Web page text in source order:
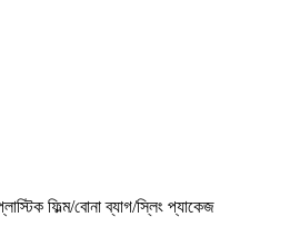
ফিল্ম/বোনা ব্যাগ/স্লিং প্যাকেজ